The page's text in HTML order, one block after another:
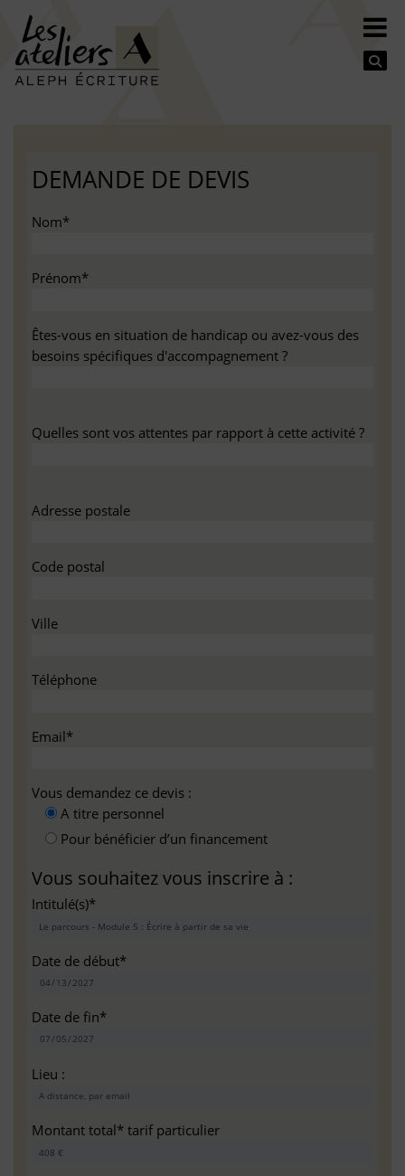
DEMANDE DE DEVIS
Nom*
Prénom*
Êtes-vous en situation de handicap ou avez-vous des
besoins spécifiques d'accompagnement ?
Quelles sont vos attentes par rapport à cette activité ?
Adresse postale
Code postal
Ville
Téléphone
Email*
Vous demandez ce devis :
A titre personnel
Pour bénéficier d’un financement
Vous souhaitez vous inscrire à :
Intitulé(s)*
Date de début*
Date de fin*
Lieu :
Montant total* tarif particulier